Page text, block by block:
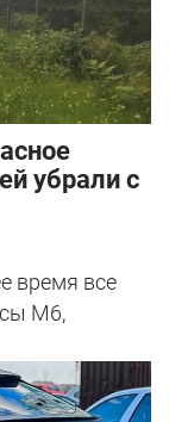
убрали с
время все
М6,